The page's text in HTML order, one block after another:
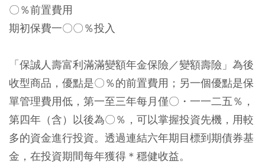
〇％前置費用
期初保費一〇〇％投入
「保誠人壽富利滿滿變額年金保險／變額壽險」為後
收型商品，優點是〇％的前置費用；另一個優點是保
單管理費用低，第一至三年每月僅〇・一一二五％，
第四年（含）以後為〇％，可以掌握投資先機，用較
多的資金進行投資。透過連結六年期目標到期債券基
金，在投資期間每年獲得＊穩健收益。